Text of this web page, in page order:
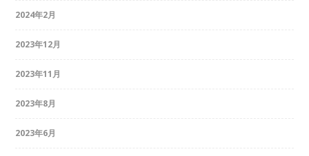
2024年2月
2023年12月
2023年11月
2023年8月
2023年6月